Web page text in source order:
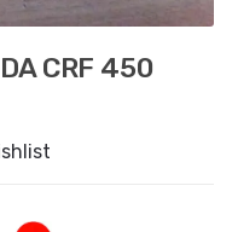
CRF 450